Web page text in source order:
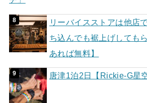
リーバイスストアは他店
ち込んでも裾上げしても
あれば無料】
唐津1泊2日【Rickie-G星